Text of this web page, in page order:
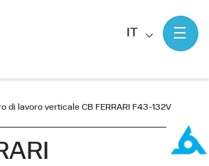
IT
di lavoro verticale CB FERRARI F43-132V